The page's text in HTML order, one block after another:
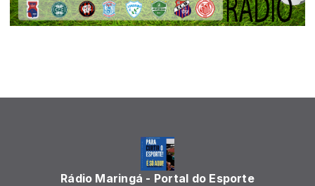
Rádio Maringá - Portal do Esporte